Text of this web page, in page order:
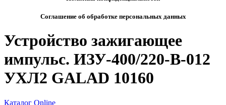
Соглашение об обработке персональных данных
Устройство зажигающее
импульс. ИЗУ-400/220-В-012
УХЛ2 GALAD 10160
Каталог Online